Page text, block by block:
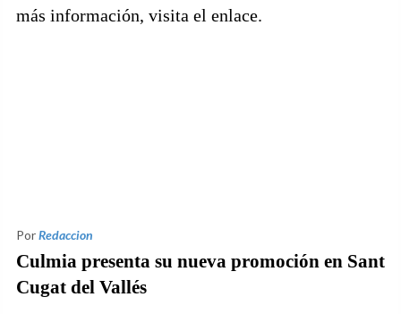
más información, visita el enlace.
PorRedaccion
Culmia presenta su nueva promoción en Sant
Cugat del Vallés